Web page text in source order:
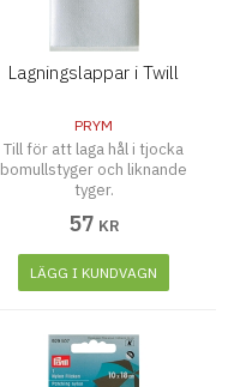
Lagningslappar i Twill
PRYM
Till för att laga hål i tjocka
bomullstyger och liknande
tyger.
57 KR
LÄGG I KUNDVAGN